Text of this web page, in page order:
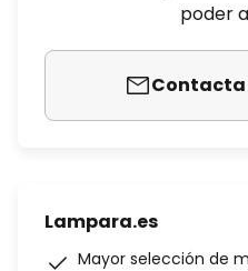
poder
Contacta
Lampara.es
Mayor selección de